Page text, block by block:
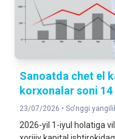
Sanoatda chet el
korxonalar soni
23/07/2026 • So'nggi
2026-yil 1-iyul holatiga